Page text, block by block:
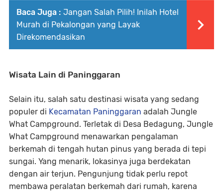
Baca Juga : Jangan Salah Pilih! Inilah Hotel
Murah di Pekalongan yang Layak
Direkomendasikan
Wisata Lain di Paninggaran
Selain itu, salah satu destinasi wisata yang sedang
populer di Kecamatan Paninggaran adalah Jungle
What Campground. Terletak di Desa Bedagung, Jungle
What Campground menawarkan pengalaman
berkemah di tengah hutan pinus yang berada di tepi
sungai. Yang menarik, lokasinya juga berdekatan
dengan air terjun. Pengunjung tidak perlu repot
membawa peralatan berkemah dari rumah, karena